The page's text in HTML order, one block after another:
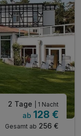
2 Tage | 1 Nacht
ab 128 €
Gesamt ab 256 €